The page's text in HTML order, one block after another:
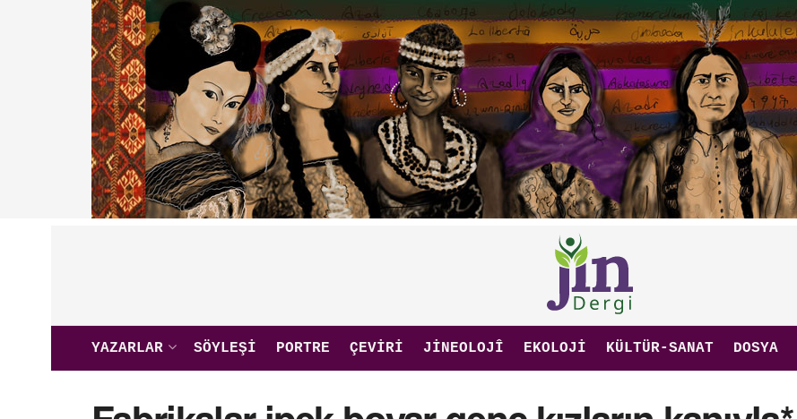
YAZARLAR SÖYLEŞI PORTRE ÇEVIRI JINEOLOJÎ EKOLOJI KÜLTÜR-SANAT DOSYA